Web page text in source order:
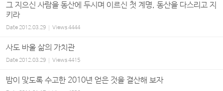
그 지으신 사람을 동산에 두시며 이르신 첫 계명, 동산을 다스리고 지
키라
Date2012.03.29 Views4444
사도 바울 삶의 가치관
Date2012.03.29 Views4415
밤이 맟도록 수고한 2010년 얻은 것을 결산해 보자